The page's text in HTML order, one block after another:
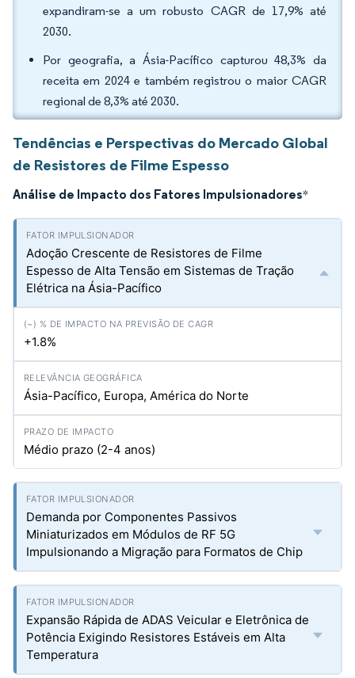
expandiram-se a um robusto CAGR de 17,9% até
2030.
Por geografia, a Ásia-Pacífico capturou 48,3% da
receita em 2024 e também registrou o maior CAGR
regional de 8,3% até 2030.
Tendências e Perspectivas do Mercado Global
de Resistores de Filme Espesso
Análise de Impacto dos Fatores Impulsionadores*
Adoção Crescente de Resistores de Filme
Espesso de Alta Tensão em Sistemas de Tração
Elétrica na Ásia-Pacífico
+1.8%
Ásia-Pacífico, Europa, América do Norte
Médio prazo (2-4 anos)
Demanda por Componentes Passivos
Miniaturizados em Módulos de RF 5G
Impulsionando a Migração para Formatos de Chip
Expansão Rápida de ADAS Veicular e Eletrônica de
Potência Exigindo Resistores Estáveis em Alta
Temperatura